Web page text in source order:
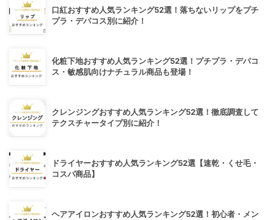
口紅おすすめ人気ランキング52選！落ちないリップをプチ
プラ・デパコス別に紹介！
化粧下地おすすめ人気ランキング52選！プチプラ・デパコ
ス・敏感肌向けナチュラル商品も登場！
クレンジングおすすめ人気ランキング52選！徹底調査して
テクスチャータイプ別に紹介！
ドライヤーおすすめ人気ランキング52選【速乾・くせ毛・
コスパ商品】
ヘアアイロンおすすめ人気ランキング52選！初心者・メン